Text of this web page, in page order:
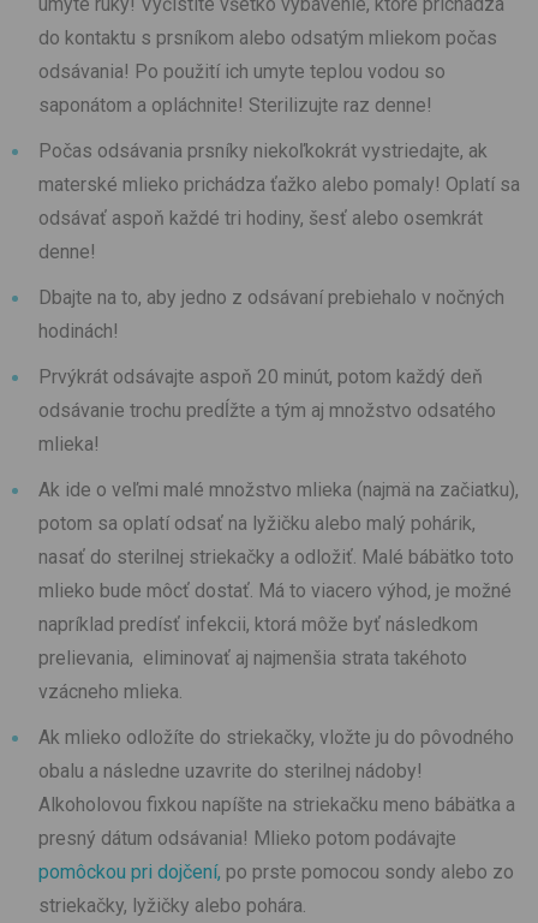
do kontaktu s prsníkom alebo odsatým mliekom počas
odsávania! Po použití ich umyte teplou vodou so
saponátom a opláchnite! Sterilizujte raz denne!
Počas odsávania prsníky niekoľkokrát vystriedajte, ak
materské mlieko prichádza ťažko alebo pomaly! Oplatí sa
odsávať aspoň každé tri hodiny, šesť alebo osemkrát
denne!
Dbajte na to, aby jedno z odsávaní prebiehalo v nočných
hodinách!
Prvýkrát odsávajte aspoň 20 minút, potom každý deň
odsávanie trochu predĺžte a tým aj množstvo odsatého
mlieka!
Ak ide o veľmi malé množstvo mlieka (najmä na začiatku),
potom sa oplatí odsať na lyžičku alebo malý pohárik,
nasať do sterilnej striekačky a odložiť. Malé bábätko toto
mlieko bude môcť dostať. Má to viacero výhod, je možné
napríklad predísť infekcii, ktorá môže byť následkom
prelievania, eliminovať aj najmenšia strata takéhoto
vzácneho mlieka.
Ak mlieko odložíte do striekačky, vložte ju do pôvodného
obalu a následne uzavrite do sterilnej nádoby!
Alkoholovou fixkou napíšte na striekačku meno bábätka a
presný dátum odsávania! Mlieko potom podávajte
pomôckou pri dojčení, po prste pomocou sondy alebo zo
striekačky, lyžičky alebo pohára.